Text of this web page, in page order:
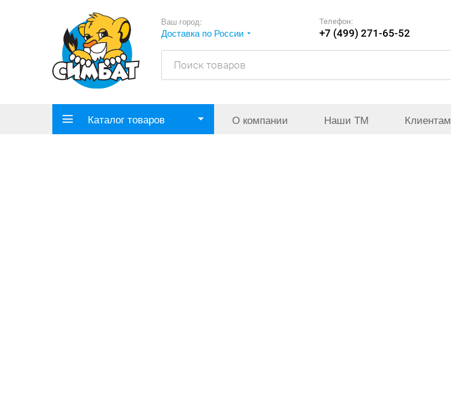
Ваш город:
Доставка по России
Телефон:
+7 (499) 271-65-52
Каталог товаров О компании Наши ТМ Клиентам